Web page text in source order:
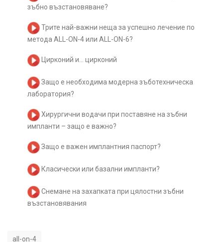
зъбно възстановяване?
Трите най-важни неща за успешно лечение по
метода ALL-ON-4 или ALL-ON-6?
Цирконий и… цирконий
Защо е необходима модерна зъботехническа
лаборатория?
Хирургични водачи при поставяне на зъбни
импланти – защо е важно?
Защо е важен имплантния паспорт?
Класически или базални импланти?
Снемане на захапката при цялостни зъбни
възстановявания
all-on-4